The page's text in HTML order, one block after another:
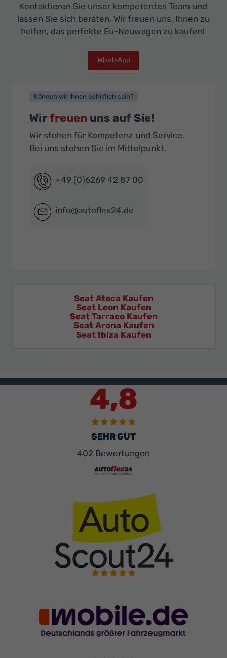
Kontaktieren Sie unser kompetentes Team und
lassen Sie sich beraten. Wir freuen uns, Ihnen zu
helfen, das perfekte Eu-Neuwagen zu kaufen!
WhatsApp
Können wir Ihnen behilflich sein?
Wirfreuen uns auf Sie!
Wir stehen für Kompetenz und Service.
Bei uns stehen Sie im Mittelpunkt.
+49 (0)6269 42 87 00
info@autoflex24.de
Seat Ateca Kaufen
Seat Leon Kaufen
Seat Tarraco Kaufen
Seat Arona Kaufen
Seat Ibiza Kaufen
4,8
SEHR GUT
402 Bewertungen